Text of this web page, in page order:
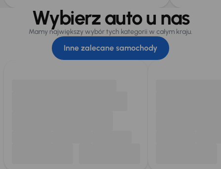
Wybierz auto u nas
Mamy największy wybór tych kategorii w całym kraju.
Inne zalecane samochody